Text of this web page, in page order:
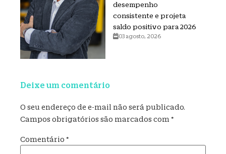
desempenho
consistente e projeta
saldo positivo para 2026
03 agosto, 2026
Deixe um comentário
O seu endereço de e-mail não será publicado.
Campos obrigatórios são marcados com *
Comentário *